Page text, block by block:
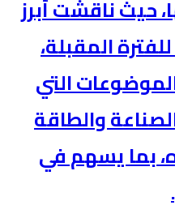
حيث ناقشت أبرز
المقبلة،
التي
والطاقة
بما يسهم في